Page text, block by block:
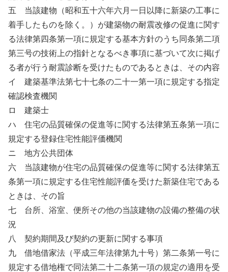
五 当該建物（昭和五十六年六月一日以降に新築の工事に
着手したものを除く。）が建築物の耐震改修の促進に関す
る法律第四条第一項に規定する基本方針のうち同条第二項
第三号の技術上の指針となるべき事項に基づいて次に掲げ
る者が行う耐震診断を受けたものであるときは、その内容
イ 建築基準法第七十七条の二十一第一項に規定する指定
確認検査機関
ロ 建築士
ハ 住宅の品質確保の促進等に関する法律第五条第一項に
規定する登録住宅性能評価機関
ニ 地方公共団体
六 当該建物が住宅の品質確保の促進等に関する法律第五
条第一項に規定する住宅性能評価を受けた新築住宅である
ときは、その旨
七 台所、浴室、便所その他の当該建物の設備の整備の状
況
八 契約期間及び契約の更新に関する事項
九 借地借家法（平成三年法律第九十号）第二条第一号に
規定する借地権で同法第二十二条第一項の規定の適用を受